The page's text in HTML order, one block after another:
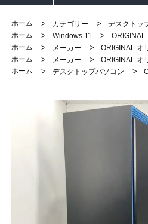
ホーム > カテゴリー > デスクトッ
ホーム
> Windows 11 >
ORIGINAL
ホーム
> メーカー >
ORIGINAL オ
ホーム
> メーカー >
ORIGINAL オ
ホーム
> デスクトップパソコン >